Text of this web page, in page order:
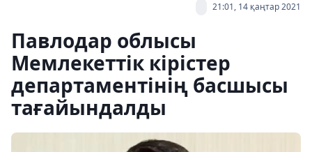
21:01, 14 қаңтар 2021
Павлодар облысы
Мемлекеттік кірістер
департаментінің басшысы
тағайындалды